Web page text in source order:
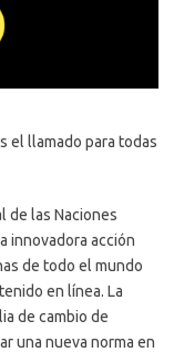
el llamado para todas
de las Naciones
innovadora acción
de todo el mundo
en línea. La
de cambio de
una nueva norma en